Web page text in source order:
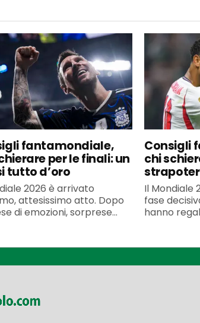
fantamondiale,
per le finali: un
tutto d’oro
2026 è arrivato
attesissimo atto. Dopo
di emozioni, sorprese...
Consigli
chi
Il Mondiale
fase
hanno